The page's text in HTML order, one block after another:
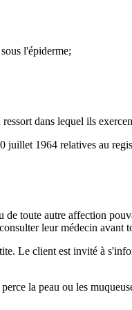
l'épiderme;
dans lequel ils
juillet 1964 relatives au
toute autre affection
leur médecin avant
Le client est invité à
la peau ou les